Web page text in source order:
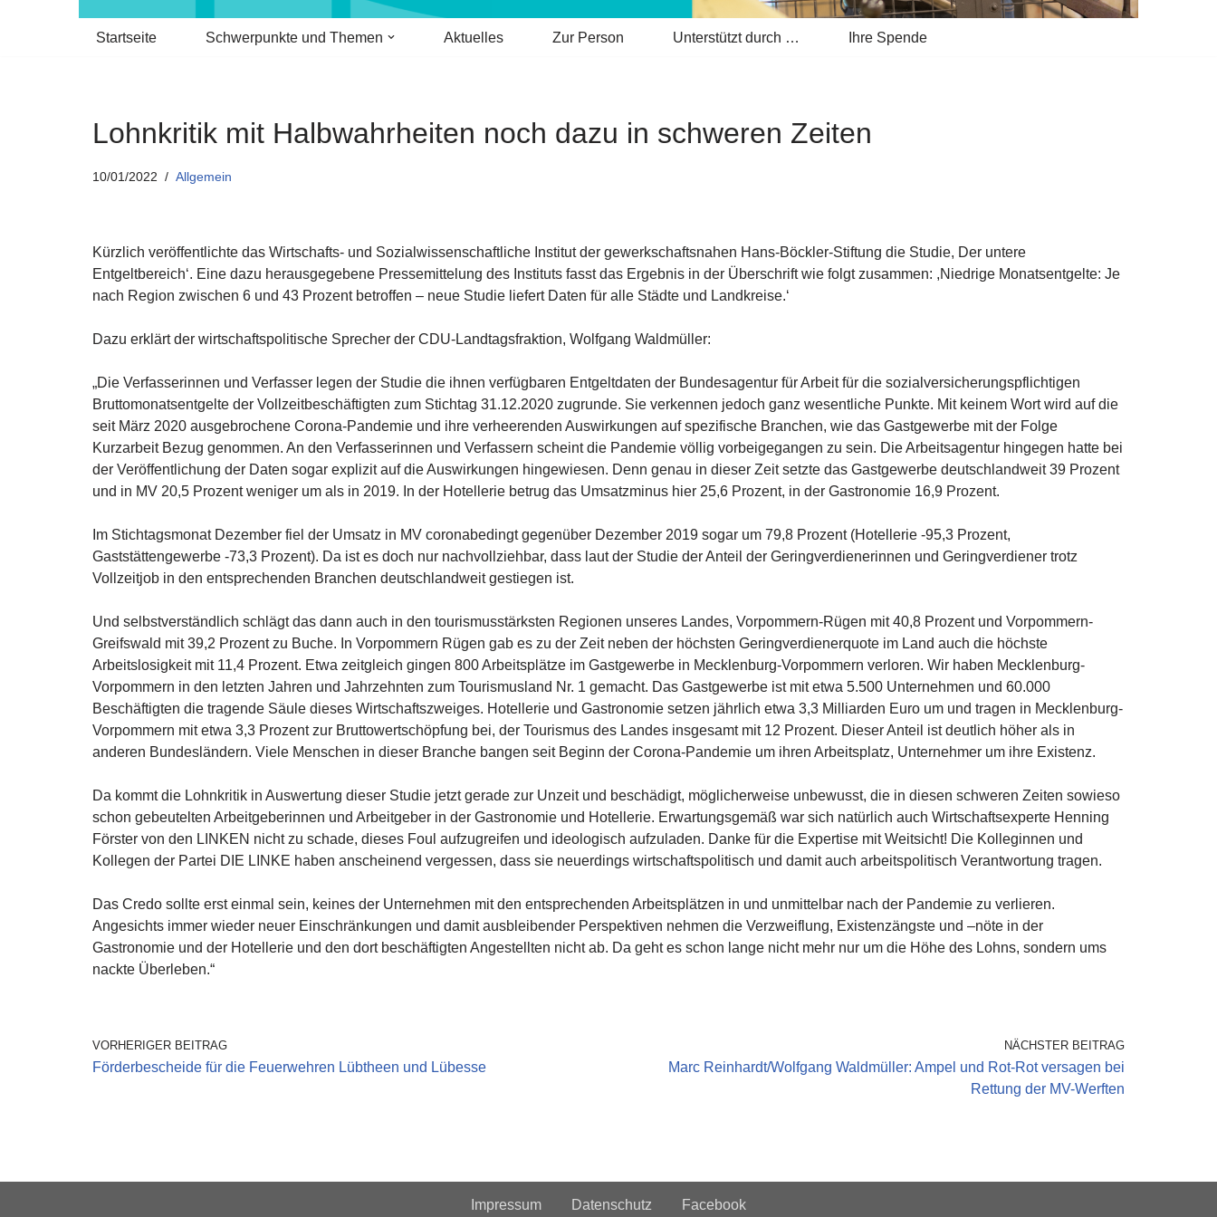
Startseite Schwerpunkte und Themen Aktuelles Zur Person Unterstützt durch … Ihre Spende
Lohnkritik mit Halbwahrheiten noch dazu in schweren Zeiten
10/01/2022 Allgemein
Kürzlich veröffentlichte das Wirtschafts- und Sozialwissenschaftliche Institut der gewerkschaftsnahen Hans-Böckler-Stiftung die Studie, Der untere
Entgeltbereich‘. Eine dazu herausgegebene Pressemittelung des Instituts fasst das Ergebnis in der Überschrift wie folgt zusammen: ,Niedrige Monatsentgelte: Je
nach Region zwischen 6 und 43 Prozent betroffen – neue Studie liefert Daten für alle Städte und Landkreise.‘
Dazu erklärt der wirtschaftspolitische Sprecher der CDU-Landtagsfraktion, Wolfgang Waldmüller:
„Die Verfasserinnen und Verfasser legen der Studie die ihnen verfügbaren Entgeltdaten der Bundesagentur für Arbeit für die sozialversicherungspflichtigen
Bruttomonatsentgelte der Vollzeitbeschäftigten zum Stichtag 31.12.2020 zugrunde. Sie verkennen jedoch ganz wesentliche Punkte. Mit keinem Wort wird auf die
seit März 2020 ausgebrochene Corona-Pandemie und ihre verheerenden Auswirkungen auf spezifische Branchen, wie das Gastgewerbe mit der Folge
Kurzarbeit Bezug genommen. An den Verfasserinnen und Verfassern scheint die Pandemie völlig vorbeigegangen zu sein. Die Arbeitsagentur hingegen hatte bei
der Veröffentlichung der Daten sogar explizit auf die Auswirkungen hingewiesen. Denn genau in dieser Zeit setzte das Gastgewerbe deutschlandweit 39 Prozent
und in MV 20,5 Prozent weniger um als in 2019. In der Hotellerie betrug das Umsatzminus hier 25,6 Prozent, in der Gastronomie 16,9 Prozent.
Im Stichtagsmonat Dezember fiel der Umsatz in MV coronabedingt gegenüber Dezember 2019 sogar um 79,8 Prozent (Hotellerie -95,3 Prozent,
Gaststättengewerbe -73,3 Prozent). Da ist es doch nur nachvollziehbar, dass laut der Studie der Anteil der Geringverdienerinnen und Geringverdiener trotz
Vollzeitjob in den entsprechenden Branchen deutschlandweit gestiegen ist.
Und selbstverständlich schlägt das dann auch in den tourismusstärksten Regionen unseres Landes, Vorpommern-Rügen mit 40,8 Prozent und Vorpommern-
Greifswald mit 39,2 Prozent zu Buche. In Vorpommern Rügen gab es zu der Zeit neben der höchsten Geringverdienerquote im Land auch die höchste
Arbeitslosigkeit mit 11,4 Prozent. Etwa zeitgleich gingen 800 Arbeitsplätze im Gastgewerbe in Mecklenburg-Vorpommern verloren. Wir haben Mecklenburg-
Vorpommern in den letzten Jahren und Jahrzehnten zum Tourismusland Nr. 1 gemacht. Das Gastgewerbe ist mit etwa 5.500 Unternehmen und 60.000
Beschäftigten die tragende Säule dieses Wirtschaftszweiges. Hotellerie und Gastronomie setzen jährlich etwa 3,3 Milliarden Euro um und tragen in Mecklenburg-
Vorpommern mit etwa 3,3 Prozent zur Bruttowertschöpfung bei, der Tourismus des Landes insgesamt mit 12 Prozent. Dieser Anteil ist deutlich höher als in
anderen Bundesländern. Viele Menschen in dieser Branche bangen seit Beginn der Corona-Pandemie um ihren Arbeitsplatz, Unternehmer um ihre Existenz.
Da kommt die Lohnkritik in Auswertung dieser Studie jetzt gerade zur Unzeit und beschädigt, möglicherweise unbewusst, die in diesen schweren Zeiten sowieso
schon gebeutelten Arbeitgeberinnen und Arbeitgeber in der Gastronomie und Hotellerie. Erwartungsgemäß war sich natürlich auch Wirtschaftsexperte Henning
Förster von den LINKEN nicht zu schade, dieses Foul aufzugreifen und ideologisch aufzuladen. Danke für die Expertise mit Weitsicht! Die Kolleginnen und
Kollegen der Partei DIE LINKE haben anscheinend vergessen, dass sie neuerdings wirtschaftspolitisch und damit auch arbeitspolitisch Verantwortung tragen.
Das Credo sollte erst einmal sein, keines der Unternehmen mit den entsprechenden Arbeitsplätzen in und unmittelbar nach der Pandemie zu verlieren.
Angesichts immer wieder neuer Einschränkungen und damit ausbleibender Perspektiven nehmen die Verzweiflung, Existenzängste und –nöte in der
Gastronomie und der Hotellerie und den dort beschäftigten Angestellten nicht ab. Da geht es schon lange nicht mehr nur um die Höhe des Lohns, sondern ums
nackte Überleben.“
VORHERIGER BEITRAG
Förderbescheide für die Feuerwehren Lübtheen und Lübesse
NÄCHSTER BEITRAG
Marc Reinhardt/Wolfgang Waldmüller: Ampel und Rot-Rot versagen bei
Rettung der MV-Werften
Impressum Datenschutz Facebook